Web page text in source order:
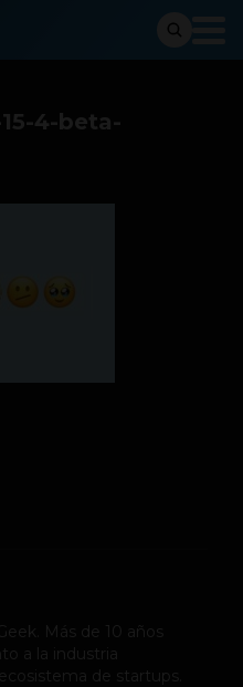
4-beta-
. Más de 10 años
a la industria
de startups.